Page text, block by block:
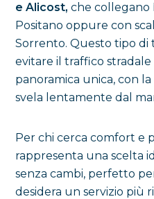
e Alicost, che collegano
Positano oppure con
Sorrento. Questo tipo di
evitare il traffico stradale
panoramica unica, con
svela lentamente dal
Per chi cerca comfort e
rappresenta una scelta
senza cambi, perfetto
desidera un servizio più